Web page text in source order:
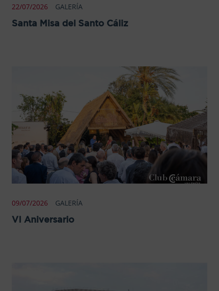
22/07/2026 GALERÍA
Santa Misa del Santo Cáliz
09/07/2026 GALERÍA
VI Aniversario